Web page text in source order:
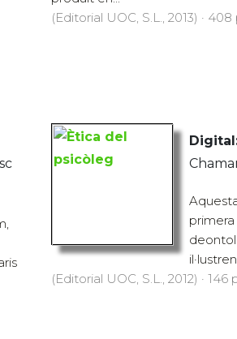
(Editorial UOC, S.L., 2013) · 408
(Editorial UOC, S.L., 2012) · 146